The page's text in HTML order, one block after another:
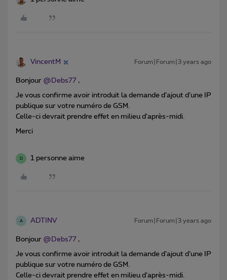
VincentM Forum|Forum|3 years ago
Bonjour @Debs77 ,
Je vous confirme avoir introduit la demande d’ajout d’une IP
publique sur votre numéro de GSM.
Celle-ci devrait prendre effet en milieu d’après-midi.
Merci
D 1 personne aime
A ADTINV Forum|Forum|3 years ago
Bonjour @Debs77 ,
Je vous confirme avoir introduit la demande d’ajout d’une IP
publique sur votre numéro de GSM.
Celle-ci devrait prendre effet en milieu d’après-midi.